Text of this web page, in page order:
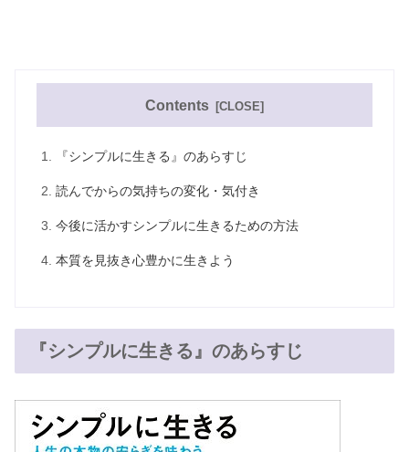
Contents
『シンプルに生きる』のあらすじ
読んでからの気持ちの変化・気付き
今後に活かすシンプルに生きるための方法
本質を見抜き心豊かに生きよう
『シンプルに生きる』のあらすじ